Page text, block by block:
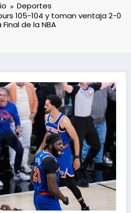
Deportes
105-104 y toman ventaja 2-0
Final de la NBA